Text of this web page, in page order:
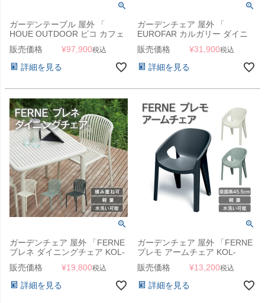
ガーデンテーブル 屋外 「
HOUE OUTDOOR ピコ カフェ
テーブル 」
販売価格 ¥97,900税込
詳細を見る
ガーデンチェア 屋外 「
EUROFAR カルガリー ダイニ
ングチェア KOL-EF01 1脚 」
販売価格 ¥31,900税込
詳細を見る
ガーデンチェア 屋外 「FERNE
ブレネ ダイニングチェア KOL-
FX01」
販売価格 ¥19,800税込
詳細を見る
ガーデンチェア 屋外 「FERNE
プレモ アームチェア KOL-
FX15」
販売価格 ¥13,200税込
詳細を見る